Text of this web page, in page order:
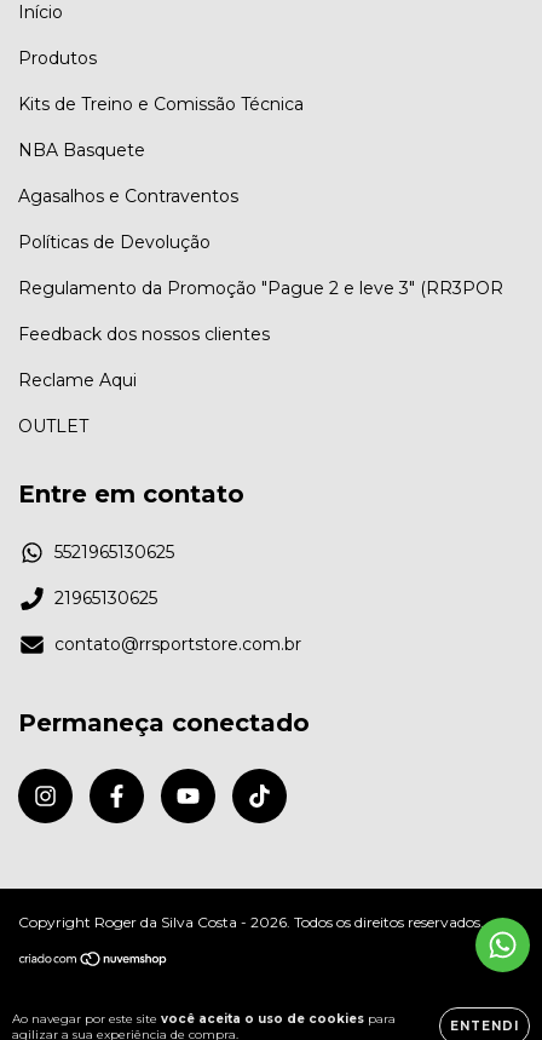
Ao navegar por este site você aceita o uso de cookies para
agilizar a sua experiência de compra.
ENTENDI
Início
Produtos
Kits de Treino e Comissão Técnica
NBA Basquete
Agasalhos e Contraventos
Políticas de Devolução
Regulamento da Promoção "Pague 2 e leve 3" (RR3POR
Feedback dos nossos clientes
Reclame Aqui
OUTLET
Entre em contato
5521965130625
21965130625
contato@rrsportstore.com.br
Permaneça conectado
Copyright Roger da Silva Costa - 2026. Todos os direitos reservados.